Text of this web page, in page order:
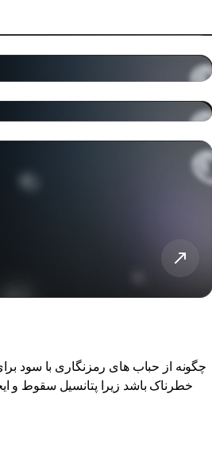
چگونه از حباب های رمزنگاری با سود
خطرناک باشد زیرا پتانسیل سقوط و